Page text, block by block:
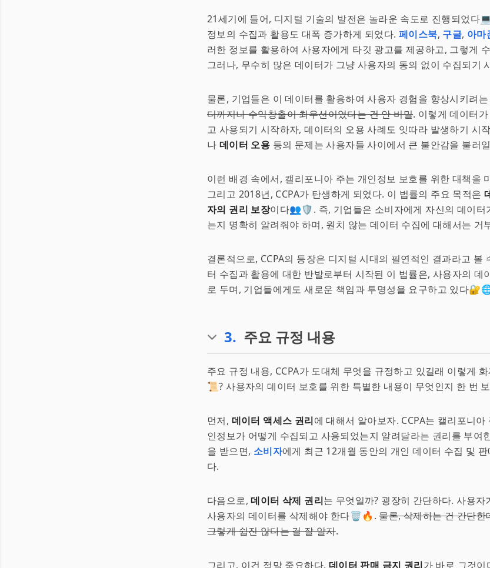
21세기에 들어, 디지털 기술의 발전은 놀라운 속도로 진행되었다
정보의 수집과 활용도 대폭 증가하게 되었다. 페이스북, 구글, 아마
러한 정보를 활용하여 사용자에게 타깃 광고를 제공하고, 그렇게
그러나, 무수히 많은 데이터가 그냥 사용자의 동의 없이 수집되기
물론, 기업들은 이 데이터를 활용하여 사용자 경험을 향상시키려
디까지나 수익창출이 최우선이었다는 건 안 비밀. 이렇게 데이터
고 사용되기 시작하자, 데이터의 오용 사례도 잇따라 발생하기 시
나 데이터 오용 등의 문제는 사용자들 사이에서 큰 불안감을 불러
이런 배경 속에서, 캘리포니아 주는 개인정보 보호를 위한 대책을
그리고 2018년, CCPA가 탄생하게 되었다. 이 법률의 주요 목적은
자의 권리 보장이다👥🛡️. 즉, 기업들은 소비자에게 자신의 데이터
는지 명확히 알려줘야 하며, 원치 않는 데이터 수집에 대해서는 거
결론적으로, CCPA의 등장은 디지털 시대의 필연적인 결과라고 볼
터 수집과 활용에 대한 반발로부터 시작된 이 법률은, 사용자의 데
로 두며, 기업들에게도 새로운 책임과 투명성을 요구하고 있다
3. 주요 규정 내용
주요 규정 내용, CCPA가 도대체 무엇을 규정하고 있길래 이렇게
📜? 사용자의 데이터 보호를 위한 특별한 내용이 무엇인지 한 번
먼저, 데이터 액세스 권리에 대해서 알아보자. CCPA는 캘리포니
인정보가 어떻게 수집되고 사용되었는지 알려달라는 권리를 부
을 받으면, 소비자에게 최근 12개월 동안의 개인 데이터 수집 및
다.
다음으로,데이터 삭제 권리는 무엇일까? 굉장히 간단하다. 사용
사용자의 데이터를 삭제해야 한다🗑️🔥.물론, 삭제하는 건 간단
그렇게 쉽진 않다는 걸 잘 알지.
그리고, 이건 정말 중요하다. 데이터 판매 금지 권리가 바로 그것이